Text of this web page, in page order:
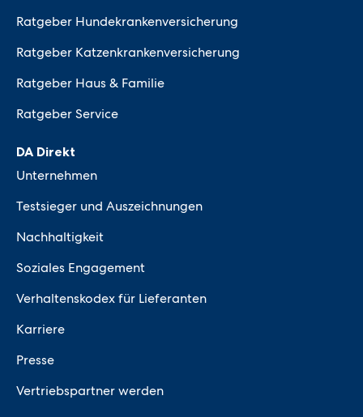
Ratgeber Hundekrankenversicherung
Ratgeber Katzenkrankenversicherung
Ratgeber Haus & Familie
Ratgeber Service
DA Direkt
Unternehmen
Testsieger und Auszeichnungen
Nachhaltigkeit
Soziales Engagement
Verhaltenskodex für Lieferanten
Karriere
Presse
Vertriebspartner werden